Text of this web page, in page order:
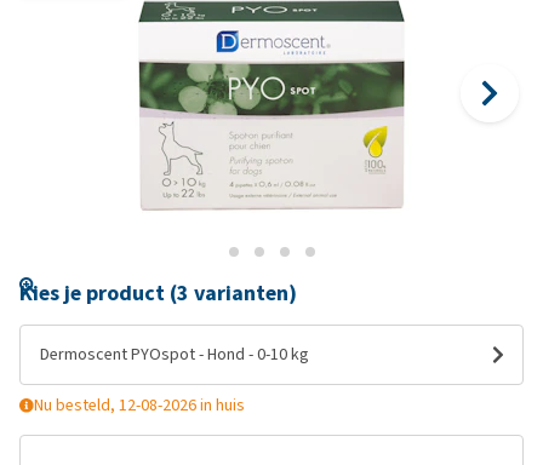
Kies je product (3 varianten)
Dermoscent PYOspot - Hond - 0-10 kg
Nu besteld, 12-08-2026 in huis